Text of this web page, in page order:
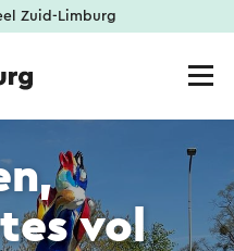
Zuid-Limburg
vol